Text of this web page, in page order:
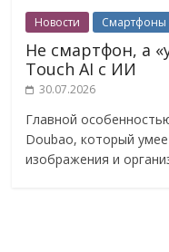
Новости Смартфоны
Не смартфон, а
Touch AI с ИИ
30.07.2026
Главной
Doubao, который
изображения и